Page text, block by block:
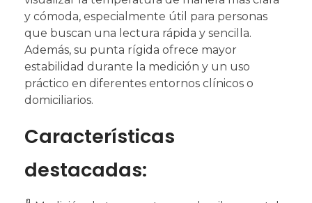
y cómoda, especialmente útil para personas
que buscan una lectura rápida y sencilla.
Además, su punta rígida ofrece mayor
estabilidad durante la medición y un uso
práctico en diferentes entornos clínicos o
domiciliarios.
Características
destacadas: